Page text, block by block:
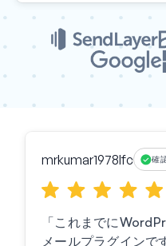
mrkumar1978lfc 確
「これまでに
メールプラグインで